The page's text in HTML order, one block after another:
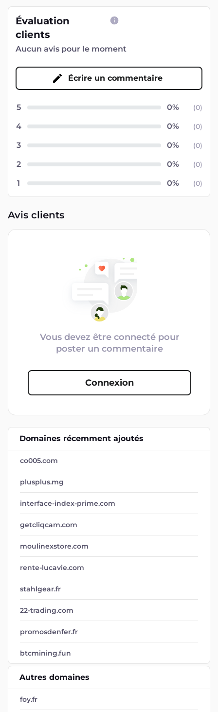
Évaluation
clients
Aucun avis pour le moment
Écrire un commentaire
5 (0)
4 (0)
3 (0)
2 (0)
1 (0)
Avis clients
Vous devez être connecté pour
poster un commentaire
Connexion
Domaines récemment ajoutés
co005.com
plusplus.mg
interface-index-prime.com
getcliqcam.com
moulinexstore.com
rente-lucavie.com
stahlgear.fr
22-trading.com
promosdenfer.fr
btcmining.fun
Autres domaines
foy.fr